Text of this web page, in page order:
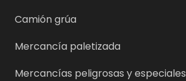
Camión grúa
Mercancía paletizada
Mercancías peligrosas y especiales